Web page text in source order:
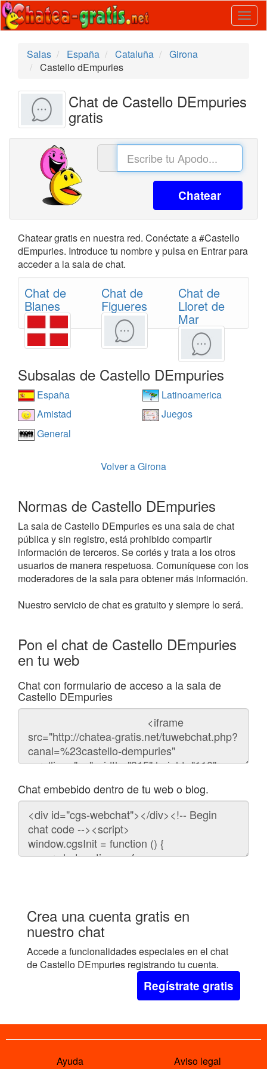
Salas
España Cataluña
Girona
Castello dEmpuries
Chat de Castello DEmpuries
gratis
Chatear
Chatear gratis en nuestra red. Conéctate a #Castello
dEmpuries. Introduce tu nombre y pulsa en Entrar para
acceder a la sala de chat.
Chat de
Blanes
Chat de
Figueres
Chat de
Lloret de
Mar
Subsalas de Castello DEmpuries
España
Latinoamerica
Amistad
Juegos
General
Volver a Girona
Normas de Castello DEmpuries
La sala de Castello DEmpuries es una sala de chat
pública y sin registro, está prohibido compartir
información de terceros. Se cortés y trata a los otros
usuarios de manera respetuosa. Comuníquese con los
moderadores de la sala para obtener más información.
Nuestro servicio de chat es gratuito y siempre lo será.
Pon el chat de Castello DEmpuries
en tu web
Chat con formulario de acceso a la sala de
Castello DEmpuries
Código
chat
Chat embebido dentro de tu web o blog.
Código
para
embeber
chat
Crea una cuenta gratis en
nuestro chat
Accede a funcionalidades especiales en el chat
de Castello DEmpuries registrando tu cuenta.
Regístrate gratis
Ayuda Aviso legal